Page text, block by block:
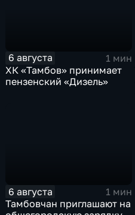
6 августа
1 мин
ХК «Тамбов» принимает
пензенский «Дизель»
6 августа
1 мин
Тамбовчан приглашают на